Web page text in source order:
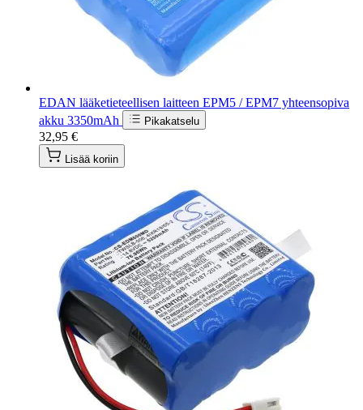
EDAN lääketieteellisen laitteen EPM5 / EPM7 yhteensopiva
akku 3350mAh
Pikakatselu
32,95 €
Lisää koriin